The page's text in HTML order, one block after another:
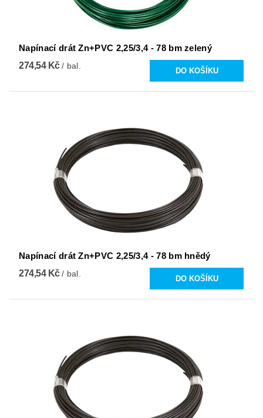
Napínací drát Zn+PVC 2,25/3,4 - 78 bm zelený
274,54 Kč/ bal.
Napínací drát Zn+PVC 2,25/3,4 - 78 bm hnědý
274,54 Kč/ bal.